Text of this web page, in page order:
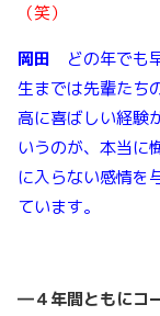
（笑）
岡田 どの年でも
生までは先輩たち
高に喜ばしい経験
いうのが、本当に
に入らない感情を
ています。
―４年間ともにコ